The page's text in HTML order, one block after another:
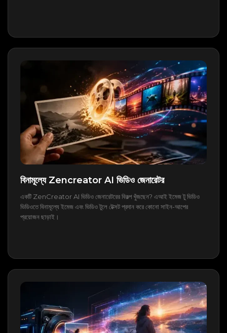
বিনামূল্যে Zencreator AI ভিডিও জেনারেটর
একটি ZenCreator AI ভিডিও জেনারেটরের বিকল্প খুঁজছেন? এআই ইমেজ টু ভিডিও
ভিডিওতে বিনামূল্যে ইমেজ এবং ভিডিও টুলে টেক্সট প্রদান করে কোনো সাইন-আপের
প্রয়োজন ছাড়াই।